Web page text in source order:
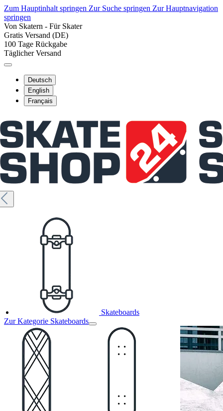
Zum Hauptinhalt springen Zur Suche springen Zur Hauptnavigation
springen
Von Skatern - Für Skater
Gratis Versand (DE)
100 Tage Rückgabe
Täglicher Versand
Deutsch
English
Français
Skateboards
Zur Kategorie Skateboards